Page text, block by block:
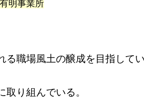
有明事業所
る職場風土の醸成を目指して
り組んでいる。